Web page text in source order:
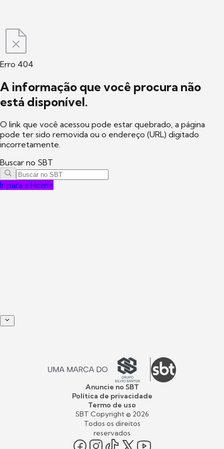
Erro 404
A informação que você procura não
está disponível.
O link que você acessou pode estar quebrado, a página
pode ter sido removida ou o endereço (URL) digitado
incorretamente.
Buscar no SBT
Ir para a Home
Anuncie no SBT
Política de privacidade
Termo de uso
SBT Copyright © 2026
Todos os direitos
reservados